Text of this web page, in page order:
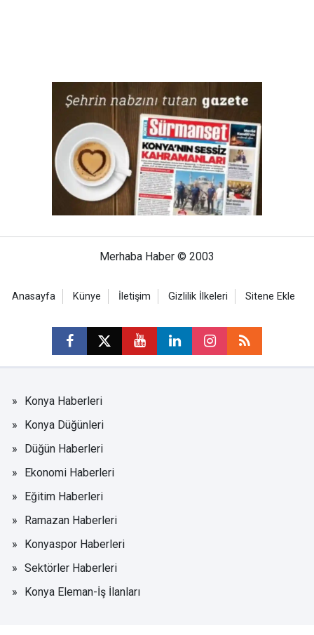
Merhaba Haber © 2003
Anasayfa Künye İletişim Gizlilik İlkeleri Sitene Ekle
Konya Haberleri
Konya Düğünleri
Düğün Haberleri
Ekonomi Haberleri
Eğitim Haberleri
Ramazan Haberleri
Konyaspor Haberleri
Sektörler Haberleri
Konya Eleman-İş İlanları